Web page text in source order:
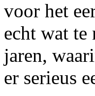
voor het
echt wat te
jaren,
er serieus